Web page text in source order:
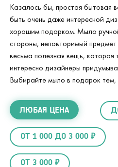
Казалось бы, простая
быть очень даже интересной
хорошим подарком. Мыло
стороны, неповторимый предмет
весьма полезная вещь, которая
интересно дизайнеры
Выбирайте мыло в подарок тем,
ЛЮБАЯ ЦЕНА
ОТ 1 000 ДО 3 000 ₽
ОТ 3 000 ₽